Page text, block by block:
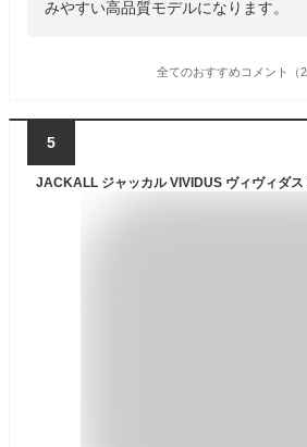
みやすい高品質モデルになります。
全てのおすすめコメント（2
5